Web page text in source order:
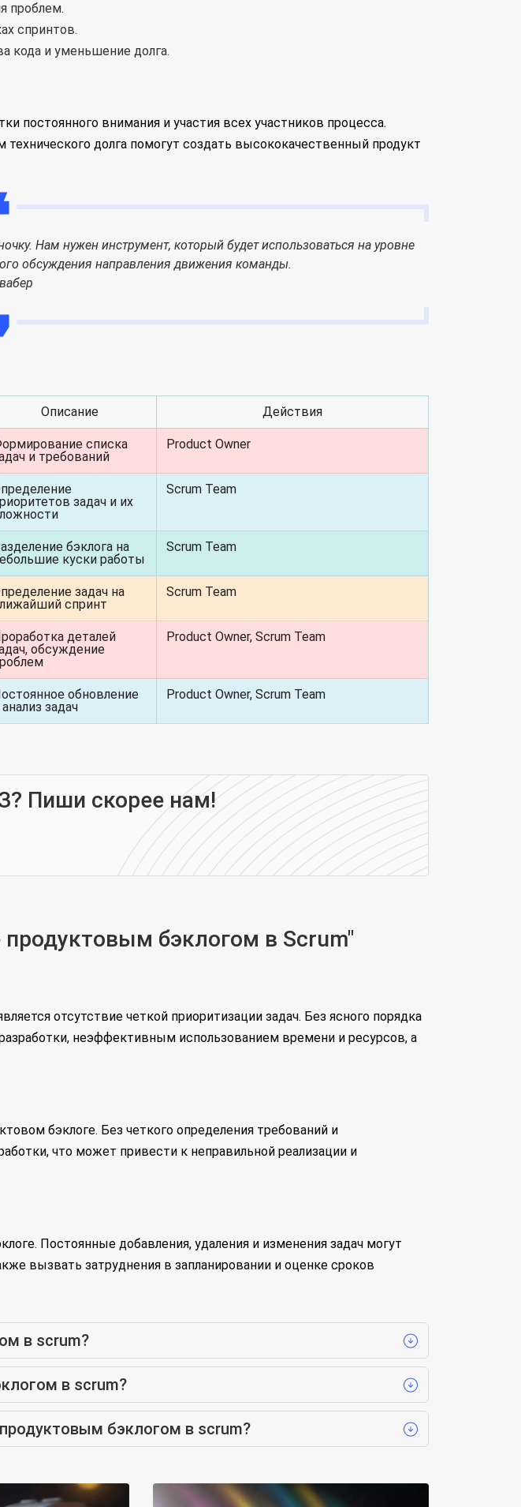
проблем.
спринтов.
кода и уменьшение долга.
постоянного внимания и участия всех участников процесса.
долга помогут создать высококачественный продукт
Нам нужен инструмент, который будет использоваться на уровне
обсуждения направления движения команды.
Описание Действия
списка
и требований
Product Owner
задач и их
Scrum Team
бэклога на
куски работы
Scrum Team
задач на
спринт
Scrum Team
деталей
обсуждение
Product Owner, Scrum Team
обновление
анализ задач
Product Owner, Scrum Team
Пиши скорее нам!
бэклогом в Scrum"
отсутствие четкой приоритизации задач. Без ясного порядка
неэффективным использованием времени и ресурсов, а
бэклоге. Без четкого определения требований и
что может привести к неправильной реализации и
Постоянные добавления, удаления и изменения задач могут
вызвать затруднения в запланировании и оценке сроков
в scrum?
в scrum?
бэклогом в scrum?